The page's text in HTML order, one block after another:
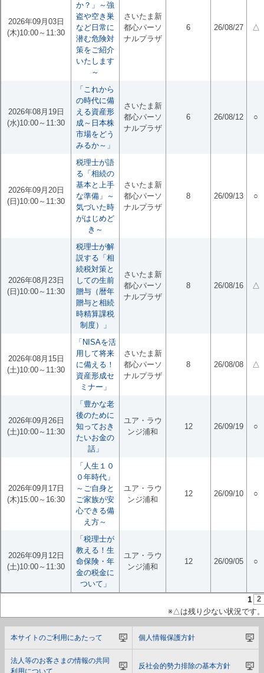
2026年09月03日
(木)10:00～11:30
か？」～強
盗や空き巣
など日常に
潜む危険対
策をご紹介
いたします
～
さいたま新
都心パーソ
ナルプラザ
6 26/08/27 △
2026年08月19日
(水)10:00～11:30
「これから
の時代に備
える資産形
成～日本株
市場をどう
みるか～」
さいたま新
都心パーソ
ナルプラザ
6 26/08/12 ○
2026年09月20日
(日)10:00～11:30
税理士が語
る「相続の
基本と上手
な準備」～
気づいた時
がはじめど
き～
さいたま新
都心パーソ
ナルプラザ
8 26/09/13 ○
2026年08月23日
(日)10:00～11:30
税理士が解
説する「相
続税対策と
しての生前
贈与（暦年
贈与と相続
時精算課税
制度）」
さいたま新
都心パーソ
ナルプラザ
8 26/08/16 △
2026年08月15日
(土)10:00～11:30
「NISAを活
用して将来
に備える！
資産形成セ
ミナー」
さいたま新
都心パーソ
ナルプラザ
8 26/08/08 △
2026年09月26日
(土)10:00～11:30
「豊かな老
後のために
知っておき
たいお金の
話」
ユア・ラウ
ンジ浦和
12 26/09/19 ○
2026年09月17日
(木)15:00～16:30
「人生１０
０年時代」
～ご自身と
ご家族が安
心できる備
え方～
ユア・ラウ
ンジ浦和
12 26/09/10 ○
2026年09月12日
(土)10:00～11:30
「税理士が
教える！生
命保険・年
金の税金に
ついて」
ユア・ラウ
ンジ浦和
12 26/09/05 ○
1 2
※△は残り少ない状況です。
本サイトのご利用にあたって 個人情報保護方針
法人等のお客さまの情報の共同
反社会的勢力排除の基本方針